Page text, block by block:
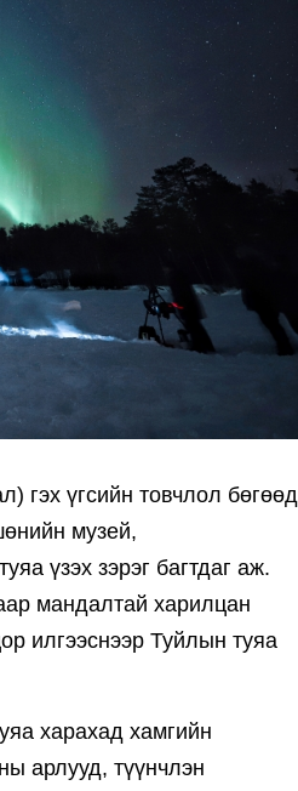
гэх үгсийн товчлол бөгөөд
музей,
үзэх зэрэг багтдаг аж.
мандалтай харилцан
илгээснээр Туйлын туяа
харахад хамгийн
арлууд, түүнчлэн